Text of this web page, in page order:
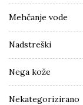
Mehčanje vode
Nadstreški
Nega kože
Nekategorizirano